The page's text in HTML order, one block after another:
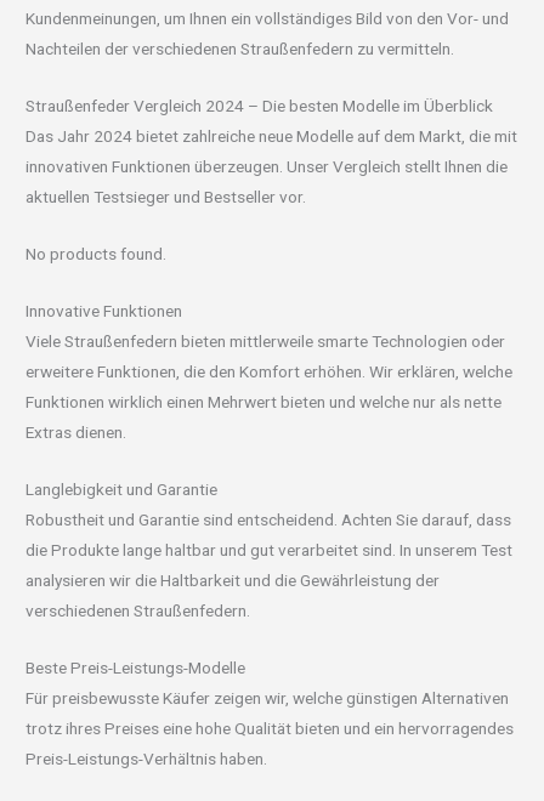
Kundenmeinungen, um Ihnen ein vollständiges Bild von den Vor- und
Nachteilen der verschiedenen Straußenfedern zu vermitteln.
Straußenfeder Vergleich 2024 – Die besten Modelle im Überblick
Das Jahr 2024 bietet zahlreiche neue Modelle auf dem Markt, die mit
innovativen Funktionen überzeugen. Unser Vergleich stellt Ihnen die
aktuellen Testsieger und Bestseller vor.
No products found.
Innovative Funktionen
Viele Straußenfedern bieten mittlerweile smarte Technologien oder
erweitere Funktionen, die den Komfort erhöhen. Wir erklären, welche
Funktionen wirklich einen Mehrwert bieten und welche nur als nette
Extras dienen.
Langlebigkeit und Garantie
Robustheit und Garantie sind entscheidend. Achten Sie darauf, dass
die Produkte lange haltbar und gut verarbeitet sind. In unserem Test
analysieren wir die Haltbarkeit und die Gewährleistung der
verschiedenen Straußenfedern.
Beste Preis-Leistungs-Modelle
Für preisbewusste Käufer zeigen wir, welche günstigen Alternativen
trotz ihres Preises eine hohe Qualität bieten und ein hervorragendes
Preis-Leistungs-Verhältnis haben.